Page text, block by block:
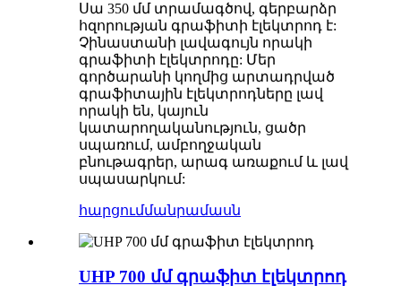
Սա 350 մմ տրամագծով, գերբարձր
հզորության գրաֆիտի էլեկտրոդ է:
Չինաստանի լավագույն որակի
գրաֆիտի էլեկտրոդը: Մեր
գործարանի կողմից արտադրված
գրաֆիտային էլեկտրոդները լավ
որակի են, կայուն
կատարողականություն, ցածր
սպառում, ամբողջական
բնութագրեր, արագ առաքում և լավ
սպասարկում:
հարցումմանրամասն
UHP 700 մմ գրաֆիտ էլեկտրոդ